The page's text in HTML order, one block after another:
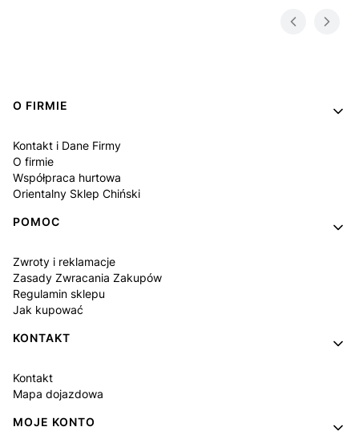
Linki w stopce
O FIRMIE
Kontakt i Dane Firmy
O firmie
Współpraca hurtowa
Orientalny Sklep Chiński
POMOC
Zwroty i reklamacje
Zasady Zwracania Zakupów
Regulamin sklepu
Jak kupować
KONTAKT
Kontakt
Mapa dojazdowa
MOJE KONTO